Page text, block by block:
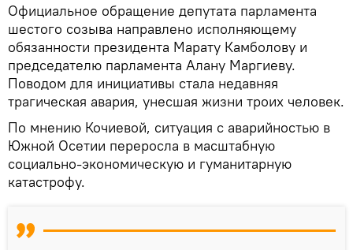
Официальное обращение депутата парламента
шестого созыва направлено исполняющему
обязанности президента Марату Камболову и
председателю парламента Алану Маргиеву.
Поводом для инициативы стала недавняя
трагическая авария, унесшая жизни троих человек.
По мнению Кочиевой, ситуация с аварийностью в
Южной Осетии переросла в масштабную
социально-экономическую и гуманитарную
катастрофу.